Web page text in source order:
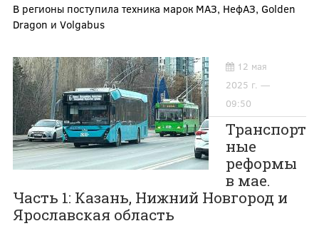
В регионы поступила техника марок МАЗ, НефАЗ, Golden
Dragon и Volgabus
12 мая
2025 г. —
09:50
Транспорт
ные
реформы
в мае.
Часть 1: Казань, Нижний Новгород и
Ярославская область